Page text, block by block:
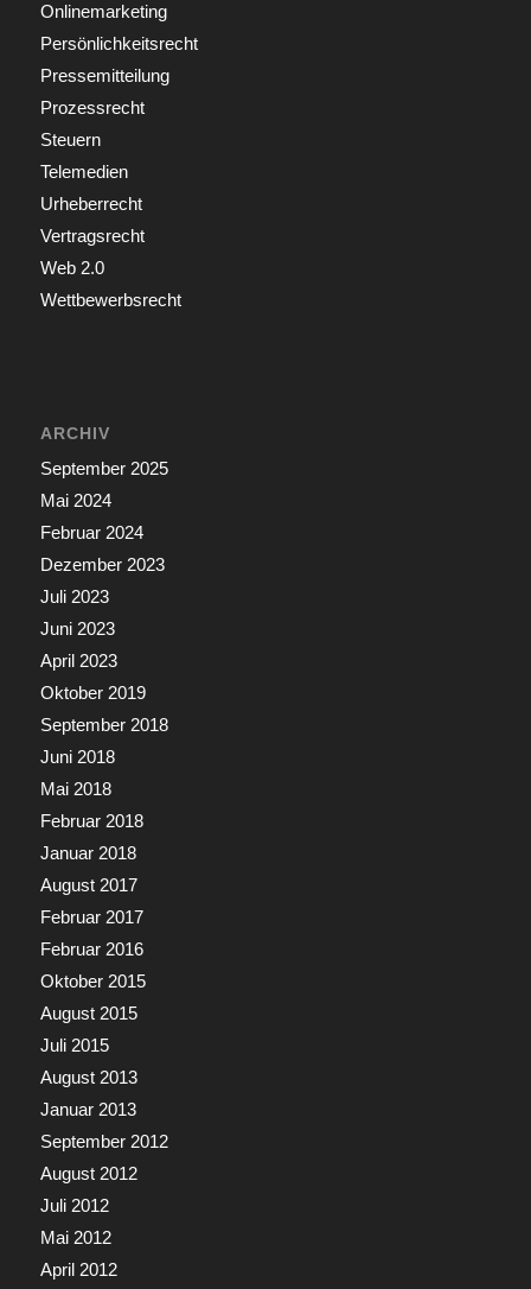
Onlinemarketing
Persönlichkeitsrecht
Pressemitteilung
Prozessrecht
Steuern
Telemedien
Urheberrecht
Vertragsrecht
Web 2.0
Wettbewerbsrecht
ARCHIV
September 2025
Mai 2024
Februar 2024
Dezember 2023
Juli 2023
Juni 2023
April 2023
Oktober 2019
September 2018
Juni 2018
Mai 2018
Februar 2018
Januar 2018
August 2017
Februar 2017
Februar 2016
Oktober 2015
August 2015
Juli 2015
August 2013
Januar 2013
September 2012
August 2012
Juli 2012
Mai 2012
April 2012